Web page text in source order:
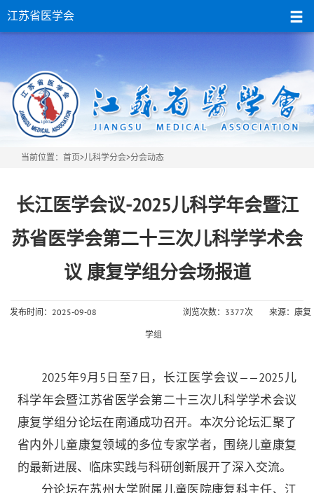
江苏省医学会
当前位置： 首页>儿科学分会>分会动态
长江医学会议-2025儿科学年会暨江
苏省医学会第二十三次儿科学学术会
议 康复学组分会场报道
发布时间：2025-09-08 浏览次数：3377次 来源：康复
学组
2025年9月5日至7日，长江医学会议——2025儿
科学年会暨江苏省医学会第二十三次儿科学学术会议
康复学组分论坛在南通成功召开。本次分论坛汇聚了
省内外儿童康复领域的多位专家学者，围绕儿童康复
的最新进展、临床实践与科研创新展开了深入交流。
分论坛在苏州大学附属儿童医院康复科主任、江